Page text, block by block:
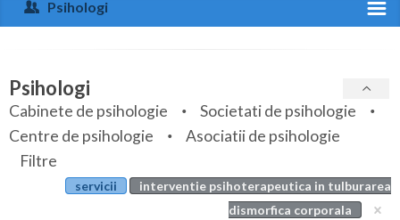
Arges
Bihor
Bistrita-Nasaud
Botosani
Psihologi
Specialitati
Servicii
Articole
Evenimente
Psihologi
Cabinete de psihologie
Societati de psihologie
Centre de psihologie
Asociatii de psihologie
Filtre
servicii
interventie psihoterapeutica in tulburarea
dismorfica corporala